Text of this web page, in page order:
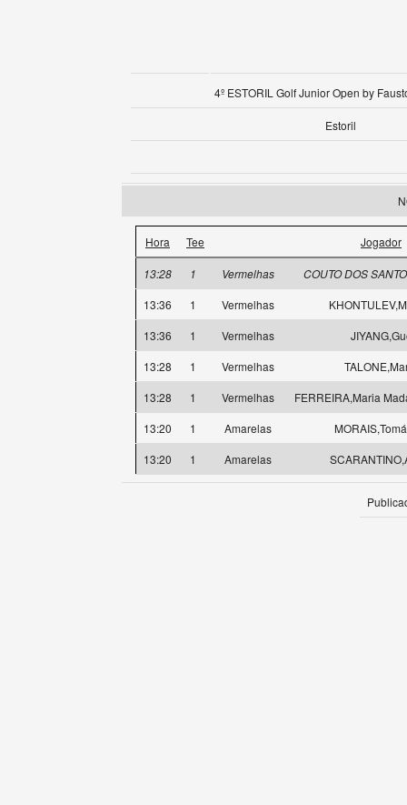
4º ESTORIL Golf Junior Open by
Estoril
Hora Tee Jogador
13:28 1 Vermelhas
COUTO DOS
13:36
1 Vermelhas
13:36
1 Vermelhas
13:28
1 Vermelhas
13:28
1 Vermelhas
FERREIRA,Maria
13:20
1 Amarelas
13:20
1 Amarelas